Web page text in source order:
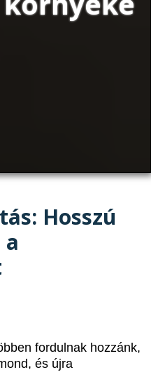
Hosszú
fordulnak hozzánk,
és újra